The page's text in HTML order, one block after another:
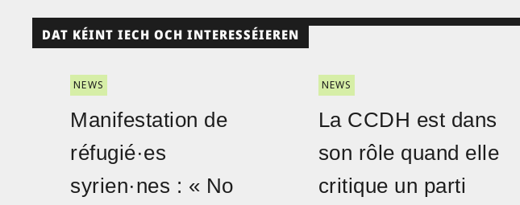
DAT KÉINT IECH OCH INTERESSÉIEREN
NEWS
Manifestation de
réfugié·es
syrien·nes : « No
NEWS
La CCDH est dans
son rôle quand elle
critique un parti